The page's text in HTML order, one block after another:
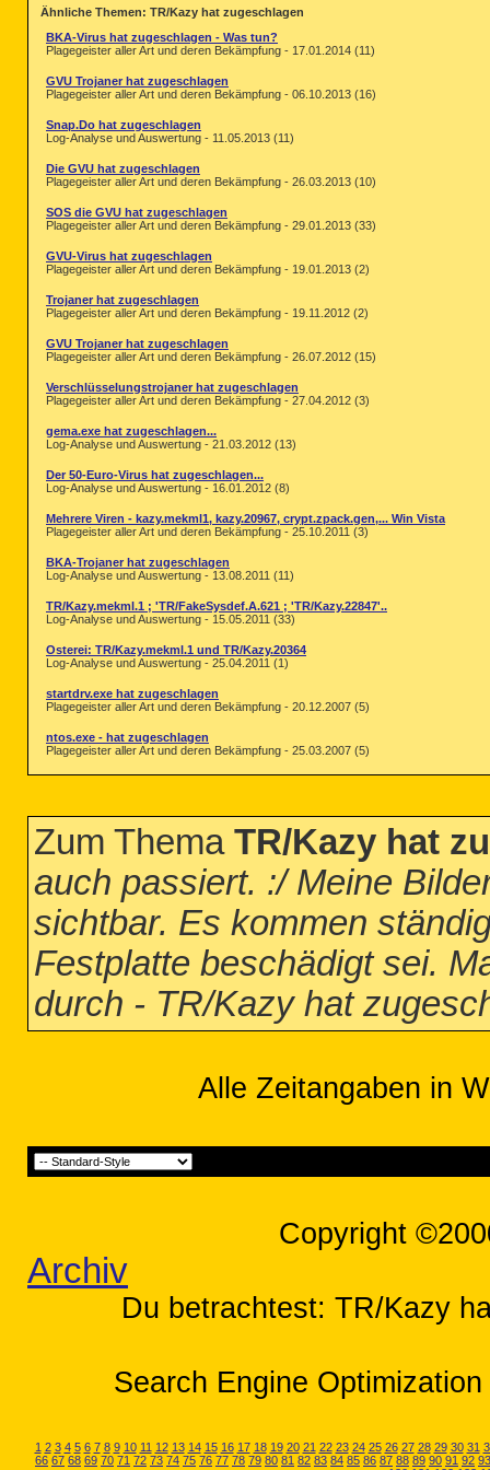
O33 - MountPoints2\{9337d420-5638-
O33 - MountPoints2\{9337d420-5638-
O33 - MountPoints2\{962b86d3-5620-
O34 - HKLM BootExecute:
O35:64bit: - HKLM\..comfile [open] --
O35:
O35 - HKLM\..comfile [open] -- "%1"
O37:64bit:
O37:64bit: - HKLM\...exe [@ =
O37 - HKLM\...exe [@ = exefile] --
========== Files/Folders - Created
Ähnliche Themen: TR/Kazy hat zugeschlagen
BKA-Virus hat zugeschlagen - Was tun?
Plagegeister aller Art und deren Bekämpfung - 17.01.2014 (11)
GVU Trojaner hat zugeschlagen
Plagegeister aller Art und deren Bekämpfung - 06.10.2013 (16)
Snap.Do hat zugeschlagen
Log-Analyse und Auswertung - 11.05.2013 (11)
Die GVU hat zugeschlagen
Plagegeister aller Art und deren Bekämpfung - 26.03.2013 (10)
SOS die GVU hat zugeschlagen
Plagegeister aller Art und deren Bekämpfung - 29.01.2013 (33)
GVU-Virus hat zugeschlagen
Plagegeister aller Art und deren Bekämpfung - 19.01.2013 (2)
Trojaner hat zugeschlagen
Plagegeister aller Art und deren Bekämpfung - 19.11.2012 (2)
GVU Trojaner hat zugeschlagen
Plagegeister aller Art und deren Bekämpfung - 26.07.2012 (15)
Verschlüsselungstrojaner hat zugeschlagen
Plagegeister aller Art und deren Bekämpfung - 27.04.2012 (3)
gema.exe hat zugeschlagen...
Log-Analyse und Auswertung - 21.03.2012 (13)
Der 50-Euro-Virus hat zugeschlagen...
Log-Analyse und Auswertung - 16.01.2012 (8)
Mehrere Viren - kazy.mekml1, kazy.20967, crypt.zpack.gen,... Win Vista
Plagegeister aller Art und deren Bekämpfung - 25.10.2011 (3)
BKA-Trojaner hat zugeschlagen
Log-Analyse und Auswertung - 13.08.2011 (11)
TR/Kazy.mekml.1 ; 'TR/FakeSysdef.A.621 ; 'TR/Kazy.22847'..
Log-Analyse und Auswertung - 15.05.2011 (33)
Osterei: TR/Kazy.mekml.1 und TR/Kazy.20364
Log-Analyse und Auswertung - 25.04.2011 (1)
startdrv.exe hat zugeschlagen
Plagegeister aller Art und deren Bekämpfung - 20.12.2007 (5)
ntos.exe - hat zugeschlagen
Plagegeister aller Art und deren Bekämpfung - 25.03.2007 (5)
Zum Thema TR/Kazy hat
auch passiert. :/ Meine
sichtbar. Es kommen
Festplatte beschädigt sei.
durch - TR/Kazy hat
Alle Zeitangaben in
Copyright
Archiv
Du betrachtest: TR/Kazy
Search Engine
1 2 3 4 5 6 7 8 9 10 11 12 13 14 15 16 17 18 19 20 21 22 23 24 25 26 27 28 29 30 31
66 67 68 69 70 71 72 73 74 75 76 77 78 79 80 81 82 83 84 85 86 87 88 89 90 91 92 93